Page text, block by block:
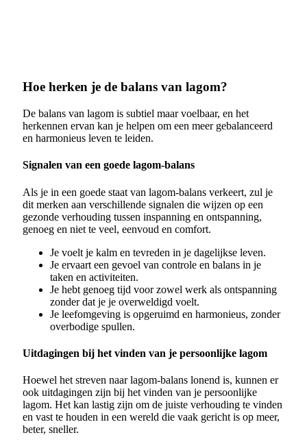
Hoe herken je de balans van lagom?
De balans van lagom is subtiel maar voelbaar, en het
herkennen ervan kan je helpen om een meer gebalanceerd
en harmonieus leven te leiden.
Signalen van een goede lagom-balans
Als je in een goede staat van lagom-balans verkeert, zul je
dit merken aan verschillende signalen die wijzen op een
gezonde verhouding tussen inspanning en ontspanning,
genoeg en niet te veel, eenvoud en comfort.
Je voelt je kalm en tevreden in je dagelijkse leven.
Je ervaart een gevoel van controle en balans in je
taken en activiteiten.
Je hebt genoeg tijd voor zowel werk als ontspanning
zonder dat je je overweldigd voelt.
Je leefomgeving is opgeruimd en harmonieus, zonder
overbodige spullen.
Uitdagingen bij het vinden van je persoonlijke lagom
Hoewel het streven naar lagom-balans lonend is, kunnen er
ook uitdagingen zijn bij het vinden van je persoonlijke
lagom. Het kan lastig zijn om de juiste verhouding te vinden
en vast te houden in een wereld die vaak gericht is op meer,
beter, sneller.